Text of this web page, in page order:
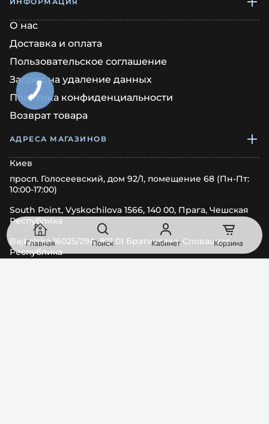
Главная Поиск Кабинет Корзина
О нас
Доставка и оплата
Пользовательское соглашение
Запрос на удаление данных
Политика конфиденциальности
Возврат товара
АДРЕСА МАГАЗИНОВ
Киев
просп. Голосеевский, дом 92/1, помещение 68 (Пн-Пт:
10:00-17:00)
South Point, Vyskochilova 1566, 140 00, Прага, Чешская
Республика
Bajkalská 16025/29A, 821 01 Братислава, Словацкая
Республика
КНОПКА
ЗВ'ЯЗКУ